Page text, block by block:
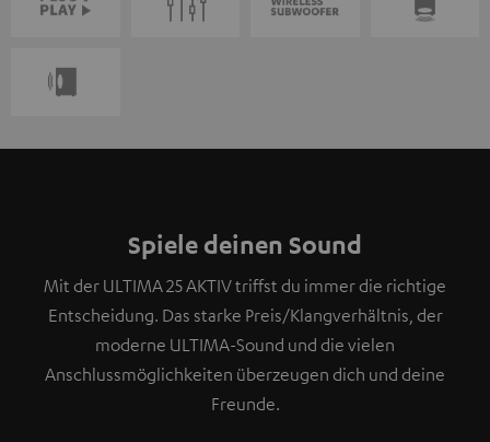
Spiele deinen Sound
Mit der ULTIMA 25 AKTIV triffst du immer die richtige
Entscheidung. Das starke Preis/Klangverhältnis, der
moderne ULTIMA-Sound und die vielen
Anschlussmöglichkeiten überzeugen dich und deine
Freunde.